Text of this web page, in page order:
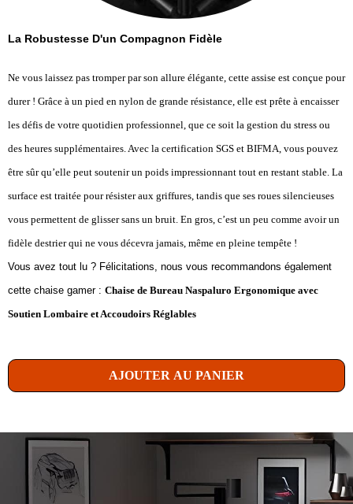
La Robustesse D'un Compagnon Fidèle
Ne vous laissez pas tromper par son allure élégante, cette assise est conçue pour
durer ! Grâce à un pied en nylon de grande résistance, elle est prête à encaisser
les défis de votre quotidien professionnel, que ce soit la gestion du stress ou
des heures supplémentaires. Avec la certification SGS et BIFMA, vous pouvez
être sûr qu’elle peut soutenir un poids impressionnant tout en restant stable. La
surface est traitée pour résister aux griffures, tandis que ses roues silencieuses
vous permettent de glisser sans un bruit. En gros, c’est un peu comme avoir un
fidèle destrier qui ne vous décevra jamais, même en pleine tempête !
Vous avez tout lu ? Félicitations, nous vous recommandons également
cette chaise gamer : Chaise de Bureau Naspaluro Ergonomique avec
Soutien Lombaire et Accoudoirs Réglables
AJOUTER AU PANIER